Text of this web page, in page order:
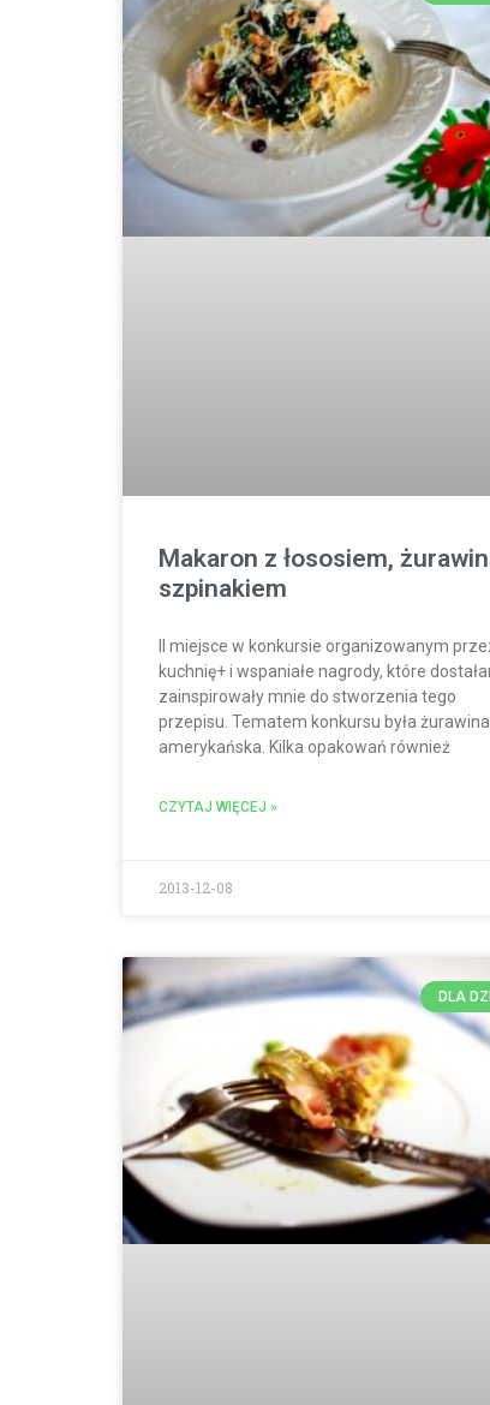
Makaron z łososiem,
szpinakiem
II miejsce w konkursie organizowanym
kuchnię+ i wspaniałe nagrody, które
zainspirowały mnie do stworzenia tego
przepisu. Tematem konkursu była żurawina
amerykańska. Kilka opakowań również
CZYTAJ WIĘCEJ »
2013-12-08
DLA